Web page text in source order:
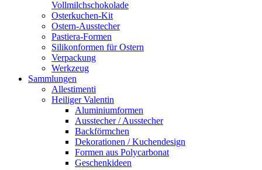
Vollmilchschokolade
Osterkuchen-Kit
Ostern-Ausstecher
Pastiera-Formen
Silikonformen für Ostern
Verpackung
Werkzeug
Sammlungen
Allestimenti
Heiliger Valentin
Aluminiumformen
Ausstecher / Ausstecher
Backförmchen
Dekorationen / Kuchendesign
Formen aus Polycarbonat
Geschenkideen